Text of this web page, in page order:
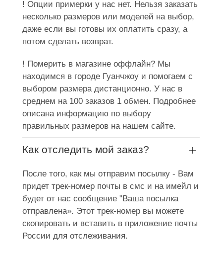
! Опции примерки у нас нет. Нельзя заказать
несколько размеров или моделей на выбор,
даже если вы готовы их оплатить сразу, а
потом сделать возврат.
! Померить в магазине оффлайн? Мы
находимся в городе Гуанчжоу и помогаем с
выбором размера дистанционно. У нас в
среднем на 100 заказов 1 обмен. Подробнее
описана информацию по выбору
правильных размеров на нашем сайте.
Как отследить мой заказ?
После того, как мы отправим посылку - Вам
придет трек-номер почты в смс и на имейл и
будет от нас сообщение "Ваша посылка
отправлена». Этот трек-номер вы можете
скопировать и вставить в приложение почты
России для отслеживания.